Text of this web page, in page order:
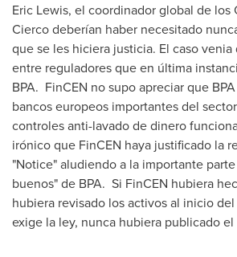
Eric Lewis, el coordinador global de los
Cierco deberían haber necesitado
que se les hiciera justicia. El caso
entre reguladores que en última
BPA. FinCEN no supo apreciar que
bancos europeos importantes del
controles anti-lavado de dinero
irónico que FinCEN haya justificado la
"Notice" aludiendo a la importante
buenos" de BPA. Si FinCEN hubiera
hubiera revisado los activos al inicio
exige la ley, nunca hubiera publicado